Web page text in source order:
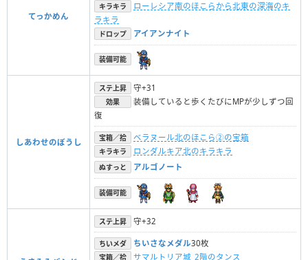
てっかめん
キラキラ
ローレシア南のほこらから北東の深海のキ
ラキラ
ドロップ アイアンナイト
装備可能
しあわせのぼうし
ステ上昇 守+31
効果
装備していると歩くたびにMPが少しずつ回
復
宝箱／拾 ベラヌール北のほこら②の宝箱
キラキラ ロンダルキア北のキラキラ
ぬすっと アルゴノート
装備可能
ステ上昇 守+32
ちいメダ ちいさなメダル30枚
宝箱／拾 サマルトリア城_2階のタンス